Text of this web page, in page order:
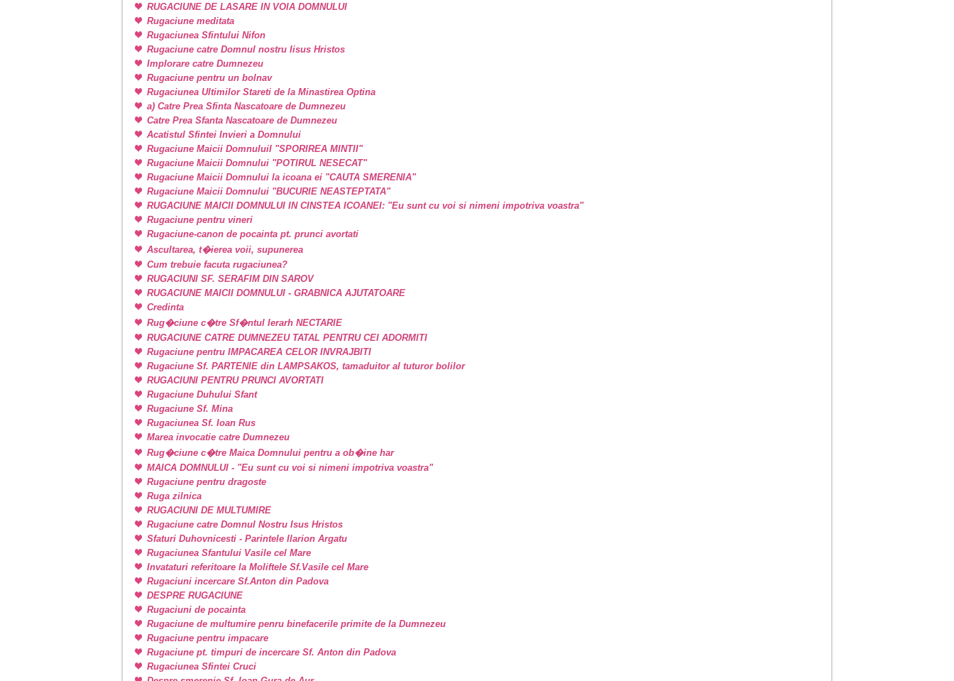
RUGACIUNE DE LASARE IN VOIA DOMNULUI
Rugaciune meditata
Rugaciunea Sfintului Nifon
Rugaciune catre Domnul nostru Iisus Hristos
Implorare catre Dumnezeu
Rugaciune pentru un bolnav
Rugaciunea Ultimilor Stareti de la Minastirea Optina
a) Catre Prea Sfinta Nascatoare de Dumnezeu
Catre Prea Sfanta Nascatoare de Dumnezeu
Acatistul Sfintei Invieri a Domnului
Rugaciune Maicii DomnuluiI "SPORIREA MINTII"
Rugaciune Maicii Domnului "POTIRUL NESECAT"
Rugaciune Maicii Domnului la icoana ei "CAUTA SMERENIA"
Rugaciune Maicii Domnului "BUCURIE NEASTEPTATA"
RUGACIUNE MAICII DOMNULUI IN CINSTEA ICOANEI: "Eu sunt cu voi si nimeni impotriva voastra"
Rugaciune pentru vineri
Rugaciune-canon de pocainta pt. prunci avortati
Ascultarea, t�ierea voii, supunerea
Cum trebuie facuta rugaciunea?
RUGACIUNI SF. SERAFIM DIN SAROV
RUGACIUNE MAICII DOMNULUI - GRABNICA AJUTATOARE
Credinta
Rug�ciune c�tre Sf�ntul Ierarh NECTARIE
RUGACIUNE CATRE DUMNEZEU TATAL PENTRU CEI ADORMITI
Rugaciune pentru IMPACAREA CELOR INVRAJBITI
Rugaciune Sf. PARTENIE din LAMPSAKOS, tamaduitor al tuturor bolilor
RUGACIUNI PENTRU PRUNCI AVORTATI
Rugaciune Duhului Sfant
Rugaciune Sf. Mina
Rugaciunea Sf. Ioan Rus
Marea invocatie catre Dumnezeu
Rug�ciune c�tre Maica Domnului pentru a ob�ine har
MAICA DOMNULUI - "Eu sunt cu voi si nimeni impotriva voastra"
Rugaciune pentru dragoste
Ruga zilnica
RUGACIUNI DE MULTUMIRE
Rugaciune catre Domnul Nostru Isus Hristos
Sfaturi Duhovnicesti - Parintele Ilarion Argatu
Rugaciunea Sfantului Vasile cel Mare
Invataturi referitoare la Moliftele Sf.Vasile cel Mare
Rugaciuni incercare Sf.Anton din Padova
DESPRE RUGACIUNE
Rugaciuni de pocainta
Rugaciune de multumire penru binefacerile primite de la Dumnezeu
Rugaciune pentru impacare
Rugaciune pt. timpuri de incercare Sf. Anton din Padova
Rugaciunea Sfintei Cruci